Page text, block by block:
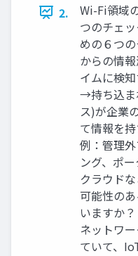
2.
Wi-Fi領域
つのチェ
めの６つ
からの情
イムに検
→持ち込ま
ス)が企業
て情報を
例：管理
ング、ポ
クラウド
可能性の
いますか
ネットワ
ていて、